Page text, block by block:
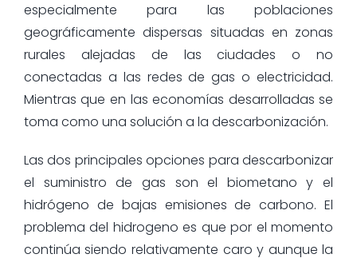
especialmente para las poblaciones
geográficamente dispersas situadas en zonas
rurales alejadas de las ciudades o no
conectadas a las redes de gas o electricidad.
Mientras que en las economías desarrolladas se
toma como una solución a la descarbonización.
Las dos principales opciones para descarbonizar
el suministro de gas son el biometano y el
hidrógeno de bajas emisiones de carbono. El
problema del hidrogeno es que por el momento
continúa siendo relativamente caro y aunque la